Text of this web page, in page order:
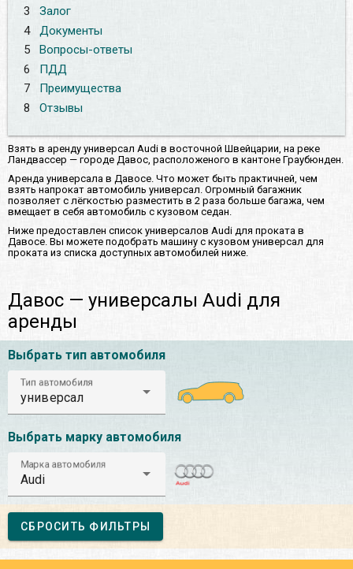
3
Залог
4
Документы
5
Вопросы-ответы
6
ПДД
7
Преимущества
8
Отзывы
Взять в аренду универсал Audi в восточной Швейцарии, на реке
Ландвассер — городе Давос, расположеного в кантоне Граубюнден.
Аренда универсала в Давосе. Что может быть практичней, чем
взять напрокат автомобиль универсал. Огромный багажник
позволяет с лёгкостью разместить в 2 раза больше багажа, чем
вмещает в себя автомобиль с кузовом седан.
Ниже предоставлен список универсалов Audi для проката в
Давосе. Вы можете подобрать машину с кузовом универсал для
проката из списка доступных автомобилей ниже.
Давос — универсалы Audi для
аренды
Выбрать тип автомобиля
Тип автомобиля
универсал
Выбрать марку автомобиля
Марка автомобиля
Audi
СБРОСИТЬ ФИЛЬТРЫ